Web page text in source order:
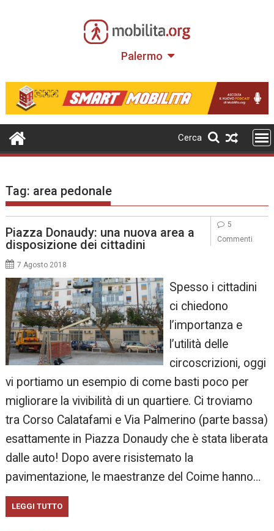
Palermo
Cerca
Tag: area pedonale
Piazza Donaudy: una nuova area a
disposizione dei cittadini
7 Agosto 2018
Spesso i cittadini
ci chiedono
l’importanza e
l’utilità delle
circoscrizioni, oggi
vi portiamo un esempio di come basti poco per
migliorare la vivibilità di un quartiere. Ci troviamo
tra Corso Calatafami e Via Palmerino (parte bassa)
esattamente in Piazza Donaudy che è stata liberata
dalle auto! Dopo avere risistemato la
pavimentazione, le maestranze del Coime hanno…
LEGGI TUTTO
5
Commenti